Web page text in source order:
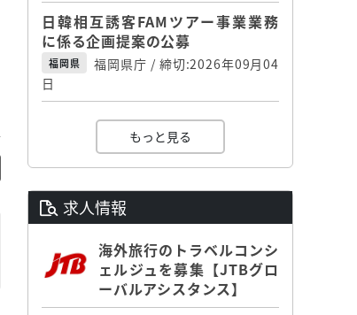
日韓相互誘客FAMツアー事業業務
に係る企画提案の公募
福岡県
福岡県庁 / 締切:2026年09月04
日
もっと見る
求人情報
海外旅行のトラベルコンシ
ェルジュを募集【JTBグロ
ーバルアシスタンス】